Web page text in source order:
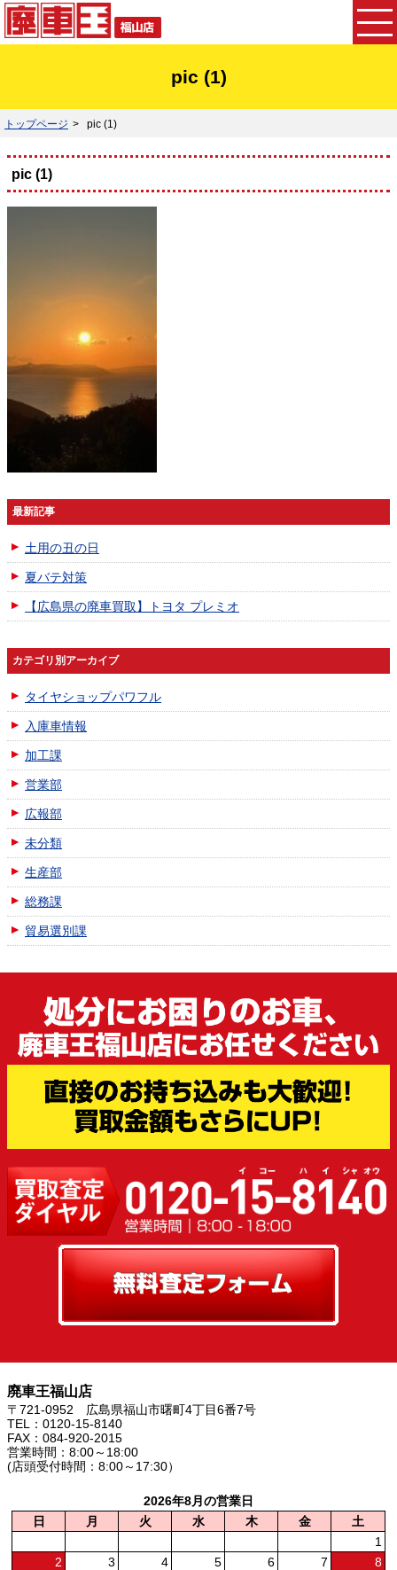
pic (1)
トップページ pic (1)
pic (1)
最新記事
土用の丑の日
夏バテ対策
【広島県の廃車買取】トヨタ プレミオ
カテゴリ別アーカイブ
タイヤショップパワフル
入庫車情報
加工課
営業部
広報部
未分類
生産部
総務課
貿易選別課
廃車王福山店
〒721-0952 広島県福山市曙町4丁目6番7号
TEL：0120-15-8140
FAX：084-920-2015
営業時間：8:00～18:00
(店頭受付時間：8:00～17:30）
2026年8月の営業日
日
月 火 水 木 金
土
1
2
3 4 5 6 7
8